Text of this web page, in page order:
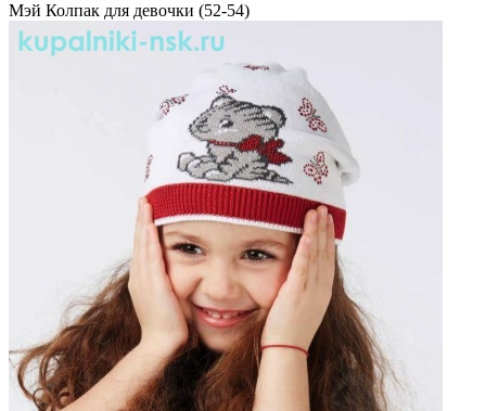
Мэй Колпак для девочки (52-54)